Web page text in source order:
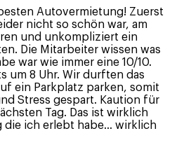
Autovermietung! Zuerst
nicht so schön war, am
und unkompliziert ein
Die Mitarbeiter wissen was
war wie immer eine 10/10.
um 8 Uhr. Wir durften das
ein Parkplatz parken, somit
Stress gespart. Kaution für
Tag. Das ist wirklich
ich erlebt habe... wirklich